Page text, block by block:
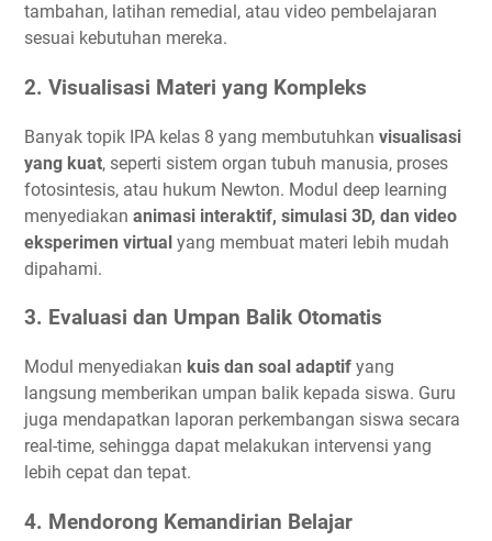
tambahan, latihan remedial, atau video pembelajaran
sesuai kebutuhan mereka.
2. Visualisasi Materi yang Kompleks
Banyak topik IPA kelas 8 yang membutuhkan visualisasi
yang kuat, seperti sistem organ tubuh manusia, proses
fotosintesis, atau hukum Newton. Modul deep learning
menyediakan animasi interaktif, simulasi 3D, dan video
eksperimen virtual yang membuat materi lebih mudah
dipahami.
3. Evaluasi dan Umpan Balik Otomatis
Modul menyediakan kuis dan soal adaptif yang
langsung memberikan umpan balik kepada siswa. Guru
juga mendapatkan laporan perkembangan siswa secara
real-time, sehingga dapat melakukan intervensi yang
lebih cepat dan tepat.
4. Mendorong Kemandirian Belajar